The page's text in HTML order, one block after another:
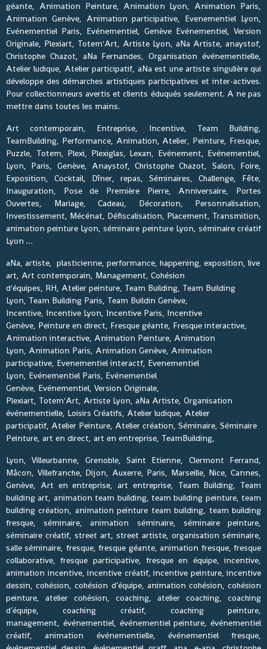
géante, Animation Peinture, Animation Lyon, Animation Paris,
Animation Genève, Animation participative, Evenementiel Lyon,
Evénementiel Paris, Evénementiel, Genève Evénementiel, Version
Originale, Plexiart, Totem'Art, Artiste Lyon, aNa Artiste, anaystof,
Christophe Chazot, aNa Fernandes, Organisation événementielle,
Atelier ludique, Atelier participatif, aNa est une artiste singulière qui
développe des démarches artistiques participatives et inter-actives.
Pour collectionneurs avertis et clients éduqués seulement. A ne pas
mettre dans toutes les mains.
Art contemporain, Entreprise, Incentive, Team Building,
TeamBuilding, Performance, Animation, Atelier, Peinture, Fresque,
Puzzle, Totem, Plexi, Plexiglas, Lexan, Evénement, Evénementiel,
Lyon, Paris, Genève, Anaystof, Christophe Chazot, Salon, Foire,
Exposition, Cocktail, Dîner, repas, Séminaires, Challenge, Fête,
Inauguration, Pose de Première Pierre, Anniversaire, Portes
Ouvertes, Mariage, Cadeau, Décoration, Personnalisation,
Investissement, Mécénat, Défiscalisation, Placement, Transmition,
animation peinture Lyon, séminaire peinture Lyon, séminaire créatif
Lyon …
aNa, artiste, plasticienne, performance, happening, exposition, live
art, Art contemporain, Management, Cohésion
d'équipes, RH, Atelier peinture, Team Building, Team Building
Lyon, Team Building Paris, Team Buildin Genève,
Incentive, Incentive Lyon, Incentive Paris, Incentive
Genève, Peinture en direct, Fresque géante, Fresque interactive,
Animation interactive, Animation Peinture, Animation
Lyon, Animation Paris, Animation Genève, Animation
participative, Evenementiel interactf, Evenementiel
Lyon, Evénementiel Paris, Evénementiel
Genève, Evénementiel, Version Originale,
Plexiart, Totem'Art, Artiste Lyon, aNa Artiste, Organisation
événementielle, Loisirs Créatifs, Atelier ludique, Atelier
participatif, Atelier Peinture, Atelier création, Séminaire, Séminaire
Peinture, art en direct, art en entreprise, TeamBuilding,
Lyon, Villeurbanne, Grenoble, Saint Etienne, Clermont Ferrand,
Mâcon, Villefranche, Dijon, Auxerre, Paris, Marseille, Nice, Cannes,
Genève, Art en entreprise, art entreprise, Team Building, Team
building art, animation team building, team building peinture, team
building création, animation peinture team building, team building
fresque, séminaire, animation séminaire, séminaire peinture,
séminaire créatif, street art, street artiste, organisation séminaire,
salle séminaire, fresque, fresque géante, animation fresque, fresque
collaborative, fresque participative, fresque en équipe, incentive,
animation incentive, incentive créatif, incentive peinture, incentive
dessin, cohésion, cohésion d’équipe, animation cohésion, cohésion
peinture, atelier cohésion, coaching, atelier coaching, coaching
d’équipe, coaching créatif, coaching peinture,
management, événementiel, événementiel peinture, événementiel
créatif, animation événementielle, événementiel fresque,